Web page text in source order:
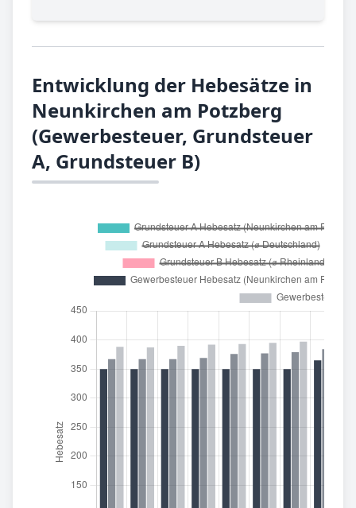
Entwicklung der Hebesätze in
Neunkirchen am Potzberg
(Gewerbesteuer, Grundsteuer
A, Grundsteuer B)